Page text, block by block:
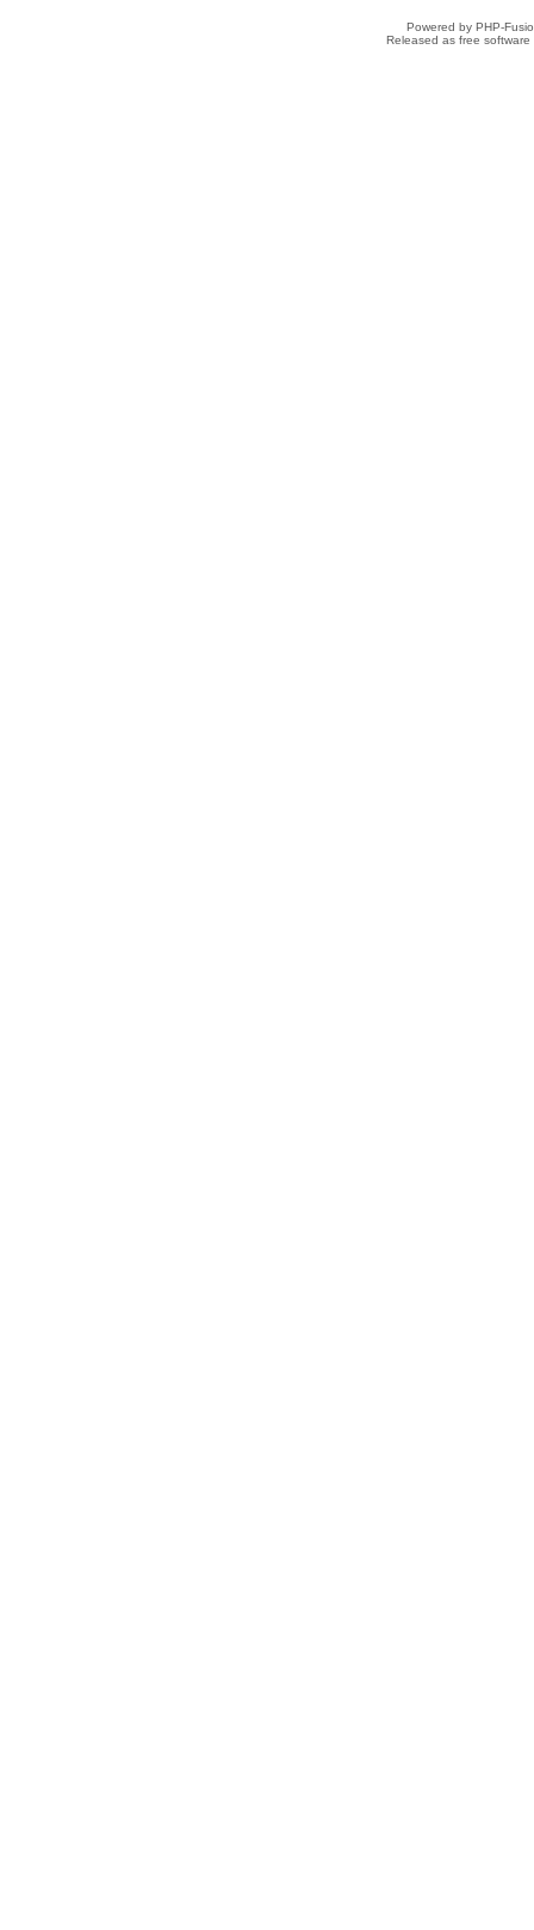
Powered by PHP-
Released as free